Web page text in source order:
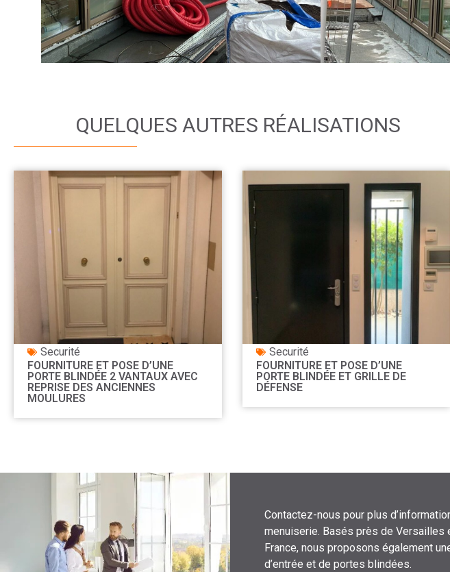
QUELQUES AUTRES RÉALISATIONS
Securité
FOURNITURE ET POSE D’UNE
PORTE BLINDÉE 2 VANTAUX AVEC
REPRISE DES ANCIENNES
MOULURES
Securité
FOURNITURE ET POSE D’UNE
PORTE BLINDÉE ET GRILLE DE
DÉFENSE
Contactez-nous pour plus
menuiserie. Basés près de
France, nous proposons également
d’entrée et de portes blindées.